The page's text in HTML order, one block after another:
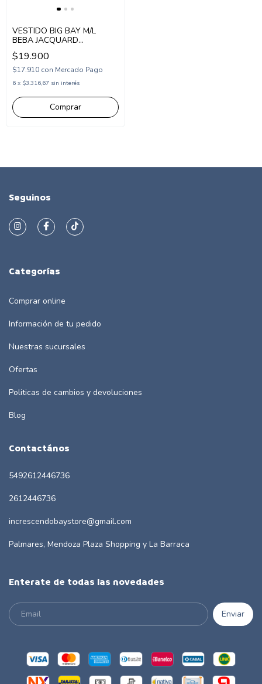
VESTIDO BIG BAY M/L
BEBA JACQUARD
(BI266002)
$19.900
$17.910 con Mercado Pago
6 x $3.316,67 sin interés
Comprar
Seguinos
Categorías
Comprar online
Información de tu pedido
Nuestras sucursales
Ofertas
Politicas de cambios y devoluciones
Blog
Contactános
5492612446736
2612446736
increscendobaystore@gmail.com
Palmares, Mendoza Plaza Shopping y La Barraca
Enterate de todas las novedades